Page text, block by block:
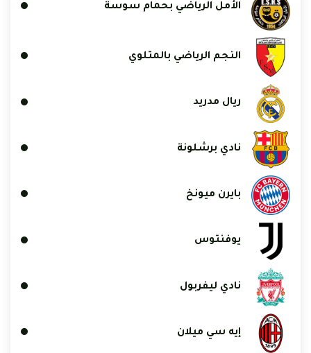
الأمل الرياضي بحمام سوسة
النجم الرياضي بالمتلوي
ريال مدريد
نادي برشلونة
بايرن ميونخ
يوفنتوس
نادي ليفربول
إيه سي ميلان